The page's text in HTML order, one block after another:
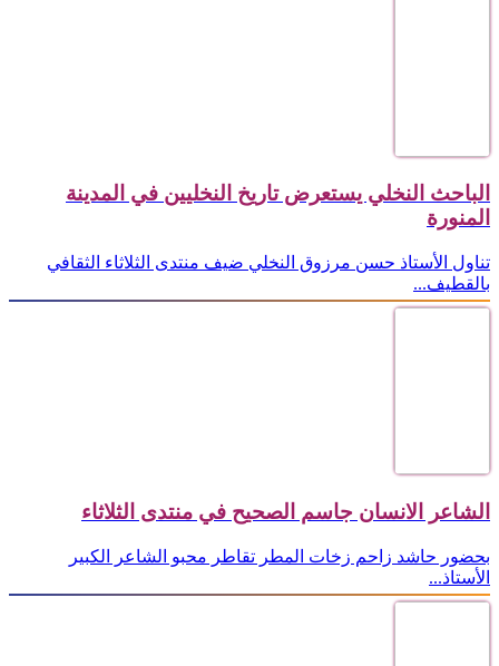
الباحث النخلي يستعرض تاريخ النخليين في المدينة
المنورة
تناول الأستاذ حسن مرزوق النخلي ضيف منتدى الثلاثاء الثقافي
بالقطيف...
الشاعر الانسان جاسم الصحيح في منتدى الثلاثاء
بحضور حاشد زاحم زخات المطر تقاطر محبو الشاعر الكبير
الأستاذ...